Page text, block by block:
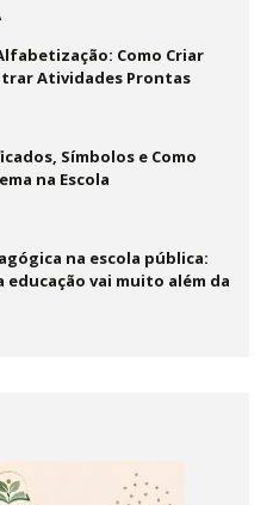
Como Criar
Atividades Prontas
Símbolos e Como
na Escola
na escola pública:
vai muito além da